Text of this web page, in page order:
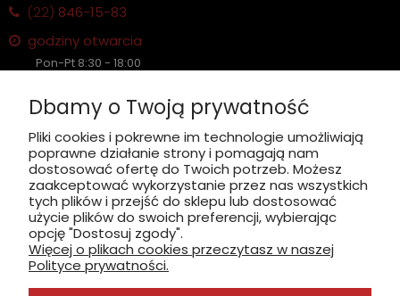
(22) 846-15-83
godziny otwarcia
Pon-Pt 8:30 - 18:00
Płatność: gotówka, karta, BLIK
zobacz, jak dojechać
INFORMACJE
Dbamy o Twoją prywatność
Pliki cookies i pokrewne im technologie umożliwiają
poprawne działanie strony i pomagają nam
dostosować ofertę do Twoich potrzeb. Możesz
zaakceptować wykorzystanie przez nas wszystkich
tych plików i przejść do sklepu lub dostosować
użycie plików do swoich preferencji, wybierając
opcję "Dostosuj zgody".
Więcej o plikach cookies przeczytasz w naszej
Polityce prywatności.